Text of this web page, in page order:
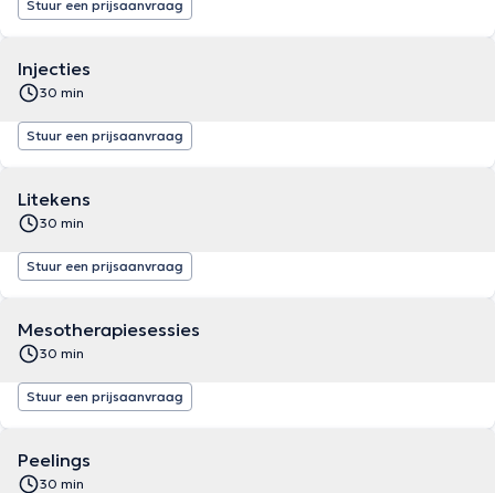
Stuur een prijsaanvraag
Injecties
30 min
Stuur een prijsaanvraag
Litekens
30 min
Stuur een prijsaanvraag
Mesotherapiesessies
30 min
Stuur een prijsaanvraag
Peelings
30 min